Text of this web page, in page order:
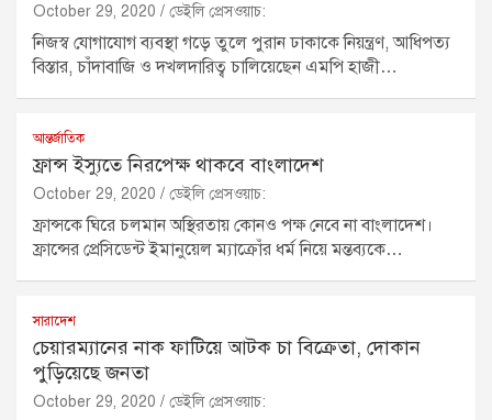
October 29, 2020 ডেইলি প্রেসওয়াচ:
নিজস্ব যোগাযোগ ব্যবস্থা গড়ে তুলে পুরান ঢাকাকে নিয়ন্ত্রণ, আধিপত্য
বিস্তার, চাঁদাবাজি ও দখলদারিত্ব চালিয়েছেন এমপি হাজী…
আন্তর্জাতিক
ফ্রান্স ইস্যুতে নিরপেক্ষ থাকবে বাংলাদেশ
October 29, 2020 ডেইলি প্রেসওয়াচ:
ফ্রান্সকে ঘিরে চলমান অস্থিরতায় কোনও পক্ষ নেবে না বাংলাদেশ।
ফ্রান্সের প্রেসিডেন্ট ইমানুয়েল ম্যাক্রোঁর ধর্ম নিয়ে মন্তব্যকে…
সারাদেশ
চেয়ারম্যানের নাক ফাটিয়ে আটক চা বিক্রেতা, দোকান
পুড়িয়েছে জনতা
October 29, 2020 ডেইলি প্রেসওয়াচ: